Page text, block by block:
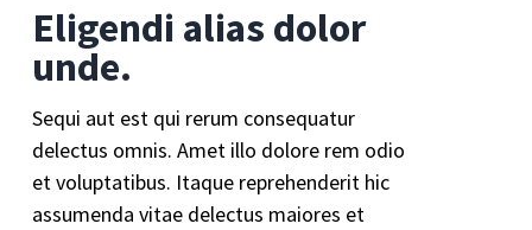
Eligendi alias dolor
unde.
Sequi aut est qui rerum consequatur
delectus omnis. Amet illo dolore rem odio
et voluptatibus. Itaque reprehenderit hic
assumenda vitae delectus maiores et